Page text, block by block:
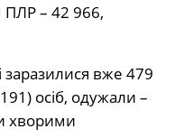
ПЛР – 42 966,
заразилися вже 479
осіб, одужали –
хворими